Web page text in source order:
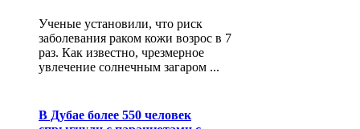
Ученые установили, что риск
заболевания раком кожи возрос в 7
раз. Как известно, чрезмерное
увлечение солнечным загаром ...
В Дубае более 550 человек